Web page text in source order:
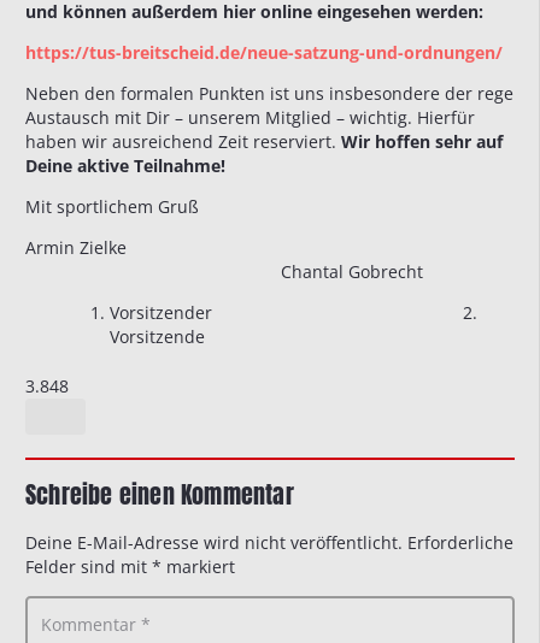
und können außerdem hier online eingesehen werden:
https://tus-breitscheid.de/neue-satzung-und-ordnungen/
Neben den formalen Punkten ist uns insbesondere der rege
Austausch mit Dir – unserem Mitglied – wichtig. Hierfür
haben wir ausreichend Zeit reserviert. Wir hoffen sehr auf
Deine aktive Teilnahme!
Mit sportlichem Gruß
Armin Zielke
Chantal Gobrecht
Vorsitzender 2.
Vorsitzende
3.848
Schreibe einen Kommentar
Deine E-Mail-Adresse wird nicht veröffentlicht. Erforderliche
Felder sind mit * markiert